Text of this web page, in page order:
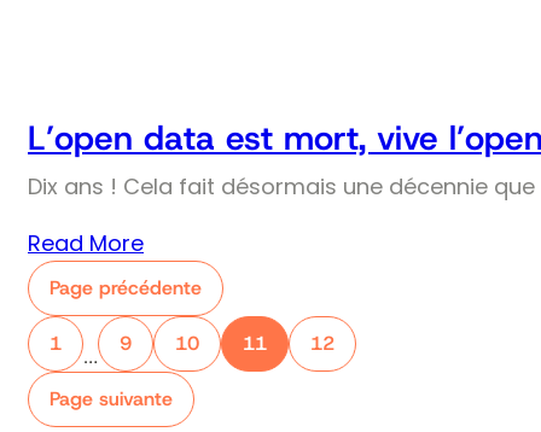
L’open data est mort, vive
Dix ans ! Cela fait désormais une décennie
Read More
Page précédente
1
…
9 10 11 12
Page suivante